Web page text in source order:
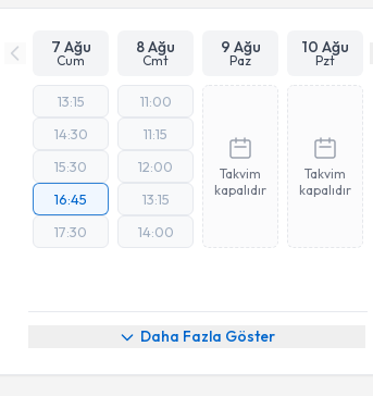
7 Ağu
Cum
8 Ağu
Cmt
9 Ağu
Paz
10 Ağu
Pzt
13:15
14:30
15:30
16:45
17:30
11:00
11:15
12:00
13:15
14:00
Takvim
kapalıdır
Takvim
kapalıdır
Daha Fazla Göster